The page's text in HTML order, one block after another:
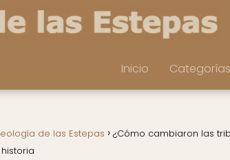
Inicio Categorías
de las Estepas
¿Cómo cambiaron las